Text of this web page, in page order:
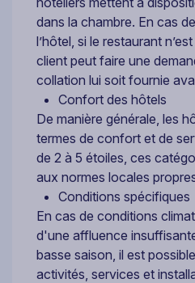
dans la chambre. En cas
l’hôtel, si le restaurant
client peut faire une
collation lui soit fournie
Confort des hôtels
De manière générale, les
termes de confort et de
de 2 à 5 étoiles, ces
aux normes locales
Conditions spécifiques
En cas de conditions
d'une affluence
basse saison, il est
activités, services et